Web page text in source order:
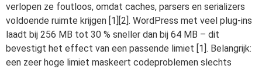
verlopen ze foutloos, omdat caches, parsers en serializers
voldoende ruimte krijgen [1][2]. WordPress met veel plug-ins
laadt bij 256 MB tot 30 % sneller dan bij 64 MB – dit
bevestigt het effect van een passende limiet [1]. Belangrijk:
een zeer hoge limiet maskeert codeproblemen slechts